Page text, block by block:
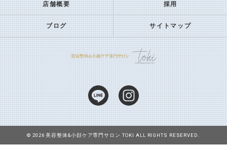
店舗概要 採用
ブログ サイトマップ
© 2026 美容整体&小顔ケア専門サロン TOKI ALL RIGHTS RESERVED.